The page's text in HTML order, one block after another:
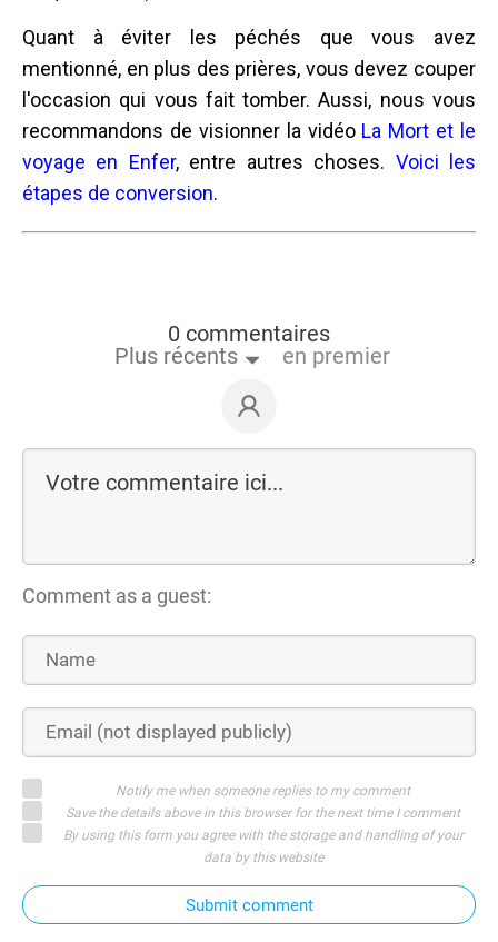
Quant à éviter les péchés que vous avez
mentionné, en plus des prières, vous devez couper
l'occasion qui vous fait tomber. Aussi, nous vous
recommandons de visionner la vidéo La Mort et le
voyage en Enfer, entre autres choses. Voici les
étapes de conversion.
0 commentaires
Plus récents
en premier
Comment as a guest:
Notify me when someone replies to my comment
Save the details above in this browser for the next time I comment
By using this form you agree with the storage and handling of your
data by this website
Submit comment